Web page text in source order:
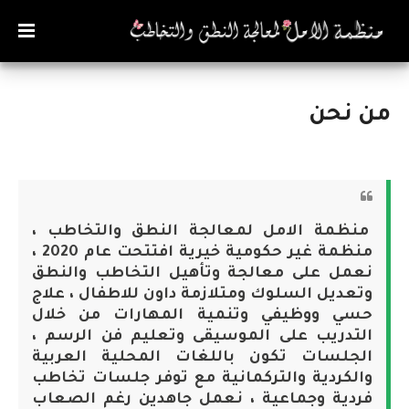
من نحن
منظمة الامل لمعالجة النطق والتخاطب ،
منظمة غير حكومية خيرية افتتحت عام 2020 ،
نعمل على معالجة وتأهيل التخاطب والنطق
وتعديل السلوك ومتلازمة داون للاطفال ، علاج
حسي ووظيفي وتنمية المهارات من خلال
التدريب على الموسيقى وتعليم فن الرسم ،
الجلسات تكون باللغات المحلية العربية
والكردية والتركمانية مع توفر جلسات تخاطب
فردية وجماعية ، نعمل جاهدين رغم الصعاب